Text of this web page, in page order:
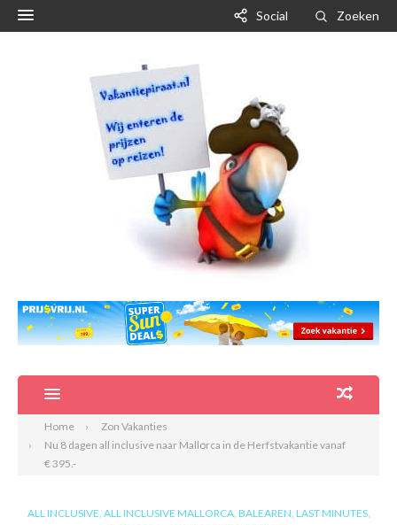
Social Zoeken
Home
Zon Vakanties
Nu 8 dagen all inclusive naar Mallorca in de Herfstvakantie vanaf
€ 395.-
ALL INCLUSIVE, ALL INCLUSIVE MALLORCA, BALEAREN, LAST MINUTES,